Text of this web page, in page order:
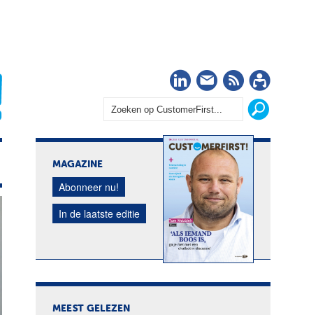
LinkedIn
Nieuwsbrief
RSS
MAGAZINE
Abonneer nu!
In de laatste editie
MEEST GELEZEN